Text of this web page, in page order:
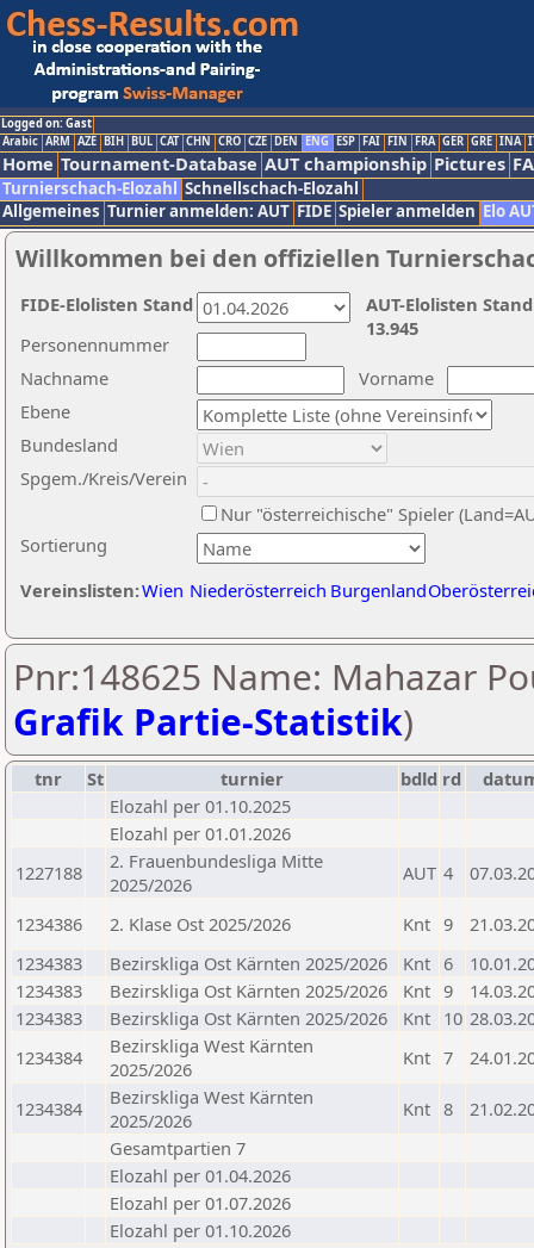
Logged on: Gast
Arabic ARM AZE BIH BUL CAT CHN CRO CZE DEN ENG ESP FAI FIN FRA GER GRE INA
Home Tournament-Database AUT championship Pictures
Turnierschach-Elozahl Schnellschach-Elozahl
Allgemeines Turnier anmelden: AUT FIDE Spieler anmelden Elo
Willkommen bei den offiziellen
Nachname
Vorname
Ebene
Sortierung
Personennummer
Bundesland
Spgem./Kreis/Verein
Nur "österreichische" Spieler
Vereinslisten:Wien Niederösterreich Burgenland
AUT-Elolisten
13.945
FIDE-Elolisten Stand
Pnr:148625 Name: Mahazar
Grafik Partie-Statistik)
tnr St turnier bdld rd
Elozahl per 01.10.2025
Elozahl per 01.01.2026
1227188
2. Frauenbundesliga Mitte
2025/2026
AUT 4
1234386 2. Klase Ost 2025/2026 Knt 9
1234383
Bezirskliga Ost Kärnten 2025/2026 Knt 6
1234383
Bezirskliga Ost Kärnten 2025/2026 Knt 9
1234383
Bezirskliga Ost Kärnten 2025/2026 Knt 10
1234384
Bezirskliga West Kärnten
2025/2026
Knt 7
1234384
Bezirskliga West Kärnten
2025/2026
Knt 8
Gesamtpartien 7
Elozahl per 01.04.2026
Elozahl per 01.07.2026
Elozahl per 01.10.2026